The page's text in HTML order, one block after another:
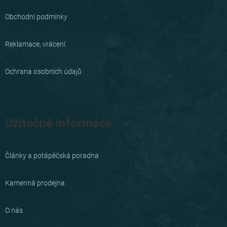
Obchodní podmínky
Reklamace, vrácení
Ochrana osobních údajů
Užitečné informace
Články a potápěčská poradna
Kamenná prodejna
O nás